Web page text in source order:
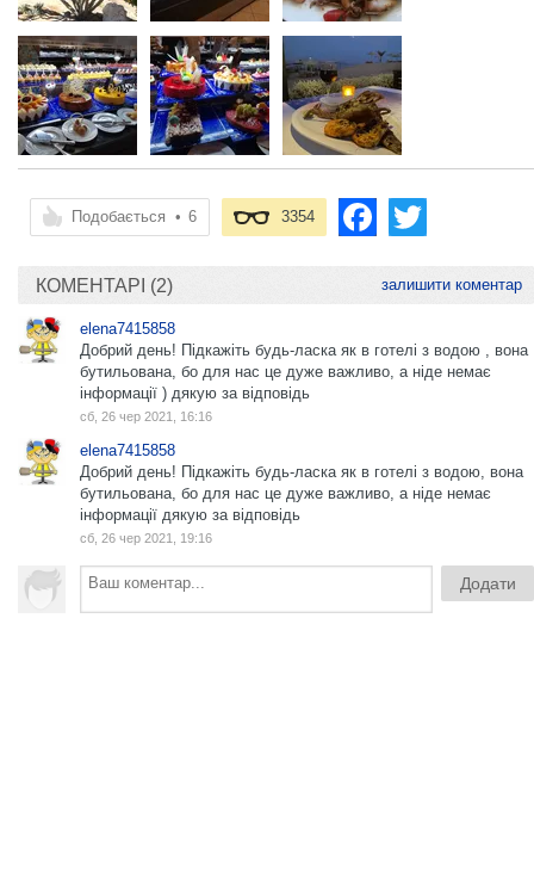
Подобається • 6 3354
КОМЕНТАРІ (2) залишити коментар
elena7415858
Добрий день! Підкажіть будь-ласка як в готелі з водою , вона
бутильована, бо для нас це дуже важливо, а ніде немає
інформації ) дякую за відповідь
сб, 26 чер 2021, 16:16
elena7415858
Добрий день! Підкажіть будь-ласка як в готелі з водою, вона
бутильована, бо для нас це дуже важливо, а ніде немає
інформації дякую за відповідь
сб, 26 чер 2021, 19:16